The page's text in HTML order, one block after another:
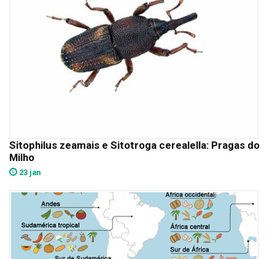
Sitophilus zeamais e Sitotroga cerealella: Pragas do
Milho
23 jan